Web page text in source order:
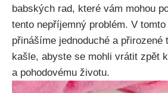
babských⁣ rad, které vám mohou
tento nepříjemný problém. V
přinášíme ⁢jednoduché⁣ a přirozené
kašle, abyste se mohli vrátit zpět
a‌ pohodovému životu.